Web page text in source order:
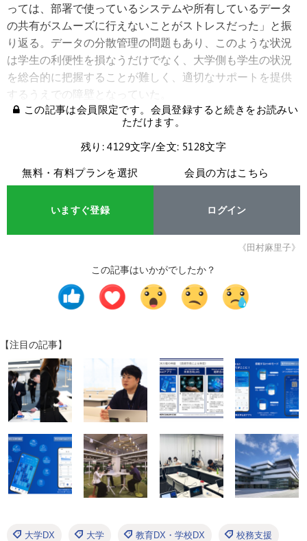
っては、部署で使っているシステムや所有しているデータ
の共有がスムーズに行えないことがストレスだった」と振
り返る。データの分散管理の問題もあり、このような状況
は学生の利便性を損なうだけでなく、大学側も学生の状況
を総合的に把握することが難しく、適切なサポートを提供
するうえでの障壁となっていた。
この記事は会員限定です。会員登録すると続きをお読みい
ただけます。
残り: 4129文字/全文: 5128文字
無料・有料プランを選択
いますぐ登録
会員の方はこちら
ログイン
《田村麻里子》
この記事はいかがでしたか？
【注目の記事】
大学DX 大学 教育DX・学校DX 校務支援